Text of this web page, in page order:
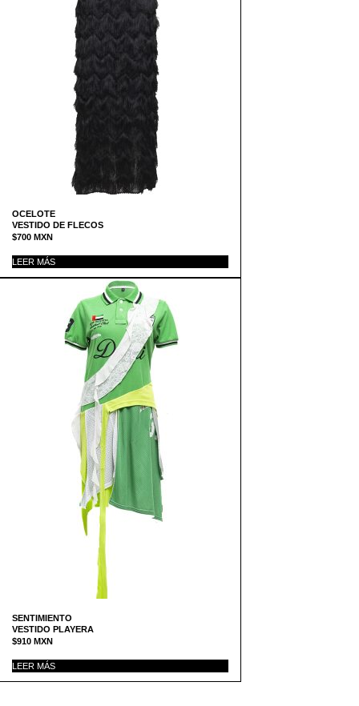
OCELOTE
VESTIDO DE FLECOS
$700 MXN
LEER MÁS
SENTIMIENTO
VESTIDO PLAYERA
$910 MXN
LEER MÁS